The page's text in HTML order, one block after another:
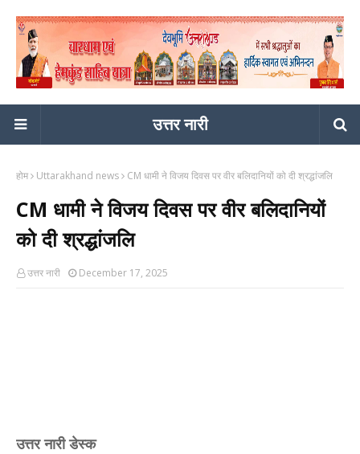
उत्तर नारी
होम Uttarakhand news CM धामी ने विजय दिवस पर वीर बलिदानियों को दी श्रद्धांजलि
CM धामी ने विजय दिवस पर वीर बलिदानियों
को दी श्रद्धांजलि
उत्तर नारी December 17, 2025
उत्तर नारी डेस्क